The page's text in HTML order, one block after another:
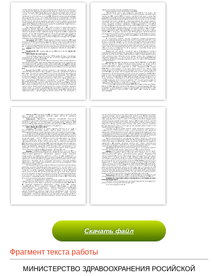
Скачать файл
Фрагмент текста работы
МИНИСТЕРСТВО ЗДРАВООХРАНЕНИЯ РОСИЙСКОЙ